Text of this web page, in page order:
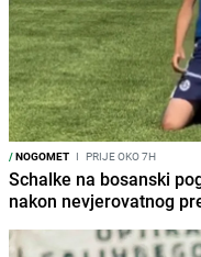
/NOGOMET I PRIJE OKO 7H
Schalke na bosanski
nakon nevjerovatnog